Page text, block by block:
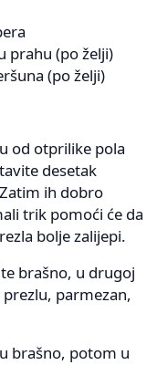
prahu (po želji)
(po želji)
od otprilike pola
desetak
ih dobro
trik pomoći će da
bolje zalijepi.
brašno, u drugoj
parmezan,
brašno, potom u